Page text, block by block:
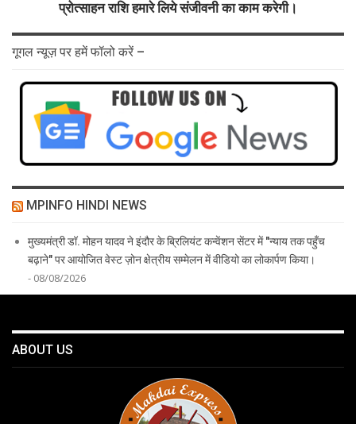
प्रोत्साहन राशि हमारे लिये संजीवनी का काम करेगी।
गूगल न्यूज़ पर हमें फॉलो करें –
MPINFO HINDI NEWS
मुख्यमंत्री डॉ. मोहन यादव ने इंदौर के ब्रिलियंट कन्वेंशन सेंटर में "न्याय तक पहुँच
बढ़ाने" पर आयोजित वेस्ट ज़ोन क्षेत्रीय सम्मेलन में वीडियो का लोकार्पण किया।
- 08/08/2026
ABOUT US